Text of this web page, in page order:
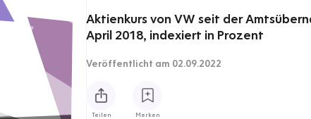
Aktienkurs von VW seit der
April 2018, indexiert in Prozent
Veröffentlicht am 02.09.2022
Teilen Merken